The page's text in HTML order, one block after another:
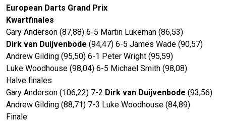
European Darts Grand Prix
Kwartfinales
Gary Anderson (87,88) 6-5 Martin Lukeman (86,53)
Dirk van Duijvenbode (94,47) 6-5 James Wade (90,57)
Andrew Gilding (95,50) 6-1 Peter Wright (95,59)
Luke Woodhouse (98,04) 6-5 Michael Smith (98,08)
Halve finales
Gary Anderson (106,22) 7-2 Dirk van Duijvenbode (93,56)
Andrew Gilding (88,71) 7-3 Luke Woodhouse (84,89)
Finale